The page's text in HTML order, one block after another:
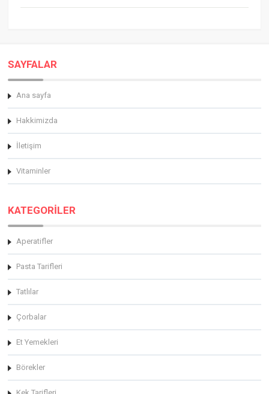
SAYFALAR
Ana sayfa
Hakkimizda
İletişim
Vitaminler
KATEGORİLER
Aperatifler
Pasta Tarifleri
Tatlılar
Çorbalar
Et Yemekleri
Börekler